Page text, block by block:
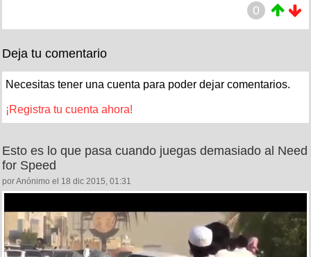
0
Deja tu comentario
Necesitas tener una cuenta para poder dejar comentarios.
¡Registra tu cuenta ahora!
Esto es lo que pasa cuando juegas demasiado al Need
for Speed
por Anónimo el 18 dic 2015, 01:31